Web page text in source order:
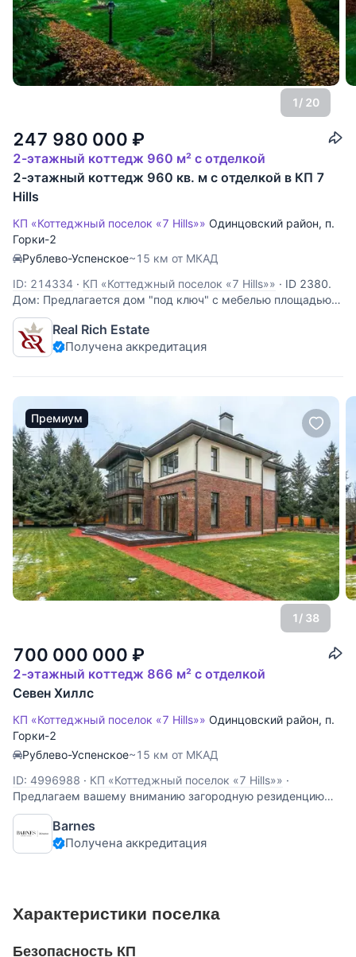
1/ 20
247 980 000 ₽
2-этажный коттедж 960 м² с отделкой
2-этажный коттедж 960 кв. м с отделкой в КП 7
Hills
КП «Коттеджный поселок «7 Hills»» Одинцовский район, п.
Горки-2
Рублево-Успенское~15 км от МКАД
ID: 214334 · КП «Коттеджный поселок «7 Hills»» · ID 2380.
Дом: Предлагается дом "под ключ" с мебелью площадью
960 кв.м. на участке 22 сотки в КП "Seven Hills". В доме 4
спальни Описание поселка: Коттеджный поселок Seven Hills
находится в 17 км от Москвы по Рублево-Успенскому
Real Rich Estate
Получена аккредитация
Премиум
1/ 38
700 000 000 ₽
2-этажный коттедж 866 м² с отделкой
Севен Хиллс
КП «Коттеджный поселок «7 Hills»» Одинцовский район, п.
Горки-2
Рублево-Успенское~15 км от МКАД
ID: 4996988 · КП «Коттеджный поселок «7 Hills»» ·
Предлагаем вашему вниманию загородную резиденцию
общей площадью 900 кв.м., расположенную в КП Севен
Хилс.15 км от МКАД по Рублево-Успенскому шоссе или
Можайскому шоссе. Есть выезд на платную скоростную
Barnes
Получена аккредитация
Характеристики поселка
Безопасность КП